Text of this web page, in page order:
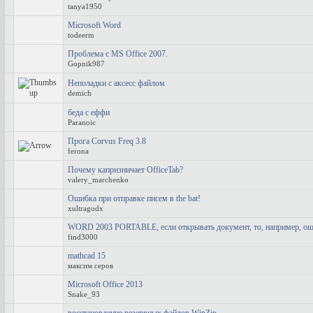
tanya1950
Microsoft Word
todeerm
Проблема с MS Office 2007.
Gopnik987
Неполадки с аксесс файлом
demich
беда с еффи
Paranoic
Прога Corvus Freq 3.8
ferona
Почему капризничает OfficeTab?
valery_marchenko
Ошибка при отправке писем в the bat!
xultragodx
WORD 2003 PORTABLE, если открывать документ, то, например,
find3000
mathcad 15
максим серов
Microsoft Office 2013
Snake_93